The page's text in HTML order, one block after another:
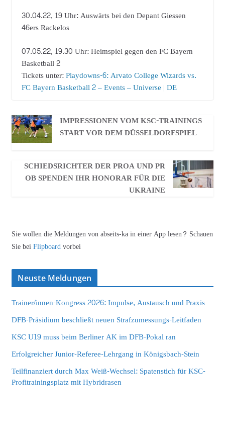
30.04.22, 19 Uhr: Auswärts bei den Depant Giessen
46ers Rackelos
07.05.22, 19.30 Uhr: Heimspiel gegen den FC Bayern
Basketball 2
Tickets unter:Playdowns-6: Arvato College Wizards vs.
FC Bayern Basketball 2 – Events – Universe | DE
IMPRESSIONEN VOM KSC-TRAININGS
START VOR DEM DÜSSELDORFSPIEL
SCHIEDSRICHTER DER PROA UND PR
OB SPENDEN IHR HONORAR FÜR DIE
UKRAINE
Sie wollen die Meldungen von abseits-ka in einer App lesen? Schauen
Sie beiFlipboardvorbei
Neuste Meldungen
Trainer/innen-Kongress 2026: Impulse, Austausch und Praxis
DFB-Präsidium beschließt neuen Strafzumessungs-Leitfaden
KSC U19 muss beim Berliner AK im DFB-Pokal ran
Erfolgreicher Junior-Referee-Lehrgang in Königsbach-Stein
Teilfinanziert durch Max Weiß-Wechsel: Spatenstich für KSC-
Profitrainingsplatz mit Hybridrasen